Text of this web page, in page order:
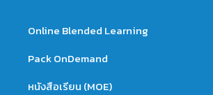
Online Blended Learning
Pack OnDemand
หนังสือเรียน (MOE)